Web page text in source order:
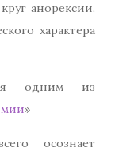
анорексии.
характера
одним из
»
осознает